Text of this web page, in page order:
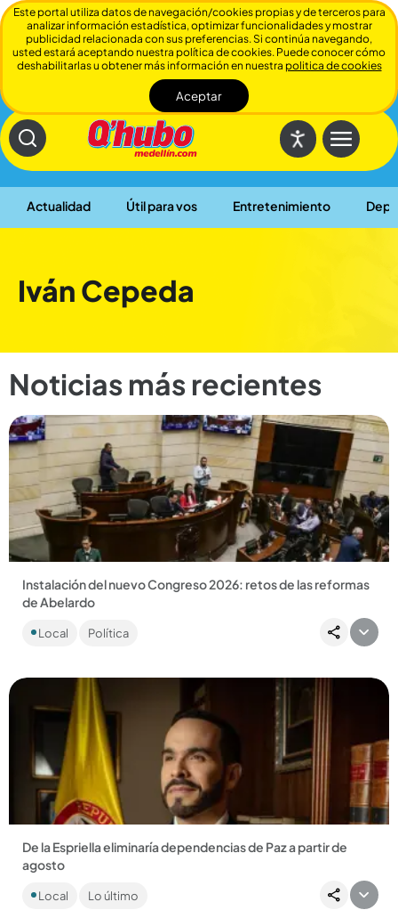
Actualidad Útil para vos Entretenimiento
Cerrar
Iván Cepeda
Noticias más recientes
Instalación del nuevo Congreso 2026: retos de las reformas
de Abelardo
oposición y el reto de tramitar el presupuesto de 2027....
Local Política
Compartir Noticia
De la Espriella eliminaría dependencias de Paz a partir de
agosto
La oficina del Alto Comisionado de Paz sería una de ellas; dice
que su propósito es optimizar y ahorrar....
Local Lo último
Este portal utiliza datos de navegación/cookies propias y de terceros para
analizar información estadística, optimizar funcionalidades y mostrar
publicidad relacionada con sus preferencias. Si continúa navegando,
usted estará aceptando nuestra política de cookies. Puede conocer cómo
deshabilitarlas u obtener más información en nuestra politica de cookies
Aceptar